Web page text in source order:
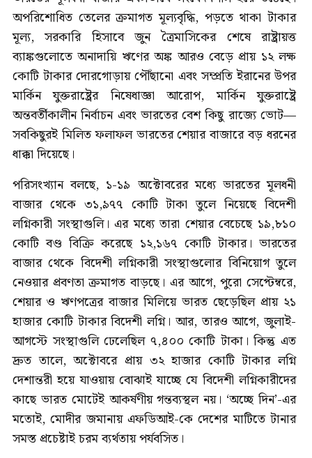
অপরিশোধিত তেলের ক্রমাগত মূল্যবৃদ্ধি, পড়তে থাকা টাকার
মূল্য, সরকারি হিসাবে জুন ত্রৈমাসিকের শেষে রাষ্ট্রায়ত্ত
ব্যাঙ্কগুলোতে অনাদায়ি ঋণের অঙ্ক আরও বেড়ে প্রায় ১২ লক্ষ
কোটি টাকার দোরগোড়ায় পৌঁছানো এবং সম্প্রতি ইরানের উপর
মার্কিন যুক্তরাষ্ট্রের নিষেধাজ্ঞা আরোপ, মার্কিন যুক্তরাষ্ট্রে
অন্তবর্তীকালীন নির্বাচন এবং ভারতের বেশ কিছু রাজ্যে ভোট—
সবকিছুরই মিলিত ফলাফল ভারতের শেয়ার বাজারে বড় ধরনের
ধাক্কা দিয়েছে।
পরিসংখ্যান বলছে, ১-১৯ অক্টোবরের মধ্যে ভারতের মূলধনী
বাজার থেকে ৩১,৯৭৭ কোটি টাকা তুলে নিয়েছে বিদেশী
লগ্নিকারী সংস্থাগুলি। এর মধ্যে তারা শেয়ার বেচেছে ১৯,৮১০
কোটি বণ্ড বিক্রি করেছে ১২,১৬৭ কোটি টাকার। ভারতের
বাজার থেকে বিদেশী লগ্নিকারী সংস্থাগুলোর বিনিয়োগ তুলে
নেওয়ার প্রবণতা ক্রমাগত বাড়ছে। এর আগে, পুরো সেপ্টেম্বরে,
শেয়ার ও ঋণপত্রের বাজার মিলিয়ে ভারত ছেড়েছিল প্রায় ২১
হাজার কোটি টাকার বিদেশী লগ্নি। আর, তারও আগে, জুলাই-
আগস্টে সংস্থাগুলি ঢেলেছিল ৭,৪০০ কোটি টাকা। কিন্তু এত
দ্রুত তালে, অক্টোবরে প্রায় ৩২ হাজার কোটি টাকার লগ্নি
দেশান্তরী হয়ে যাওয়ায় বোঝাই যাচ্ছে যে বিদেশী লগ্নিকারীদের
কাছে ভারত মোটেই আকর্ষণীয় গন্তব্যস্থল নয়। ‘অচ্ছে দিন’-এর
মতোই, মোদীর জমানায় এফডিআই-কে দেশের মাটিতে টানার
সমস্ত প্রচেষ্টাই চরম ব্যর্থতায় পর্যবসিত।